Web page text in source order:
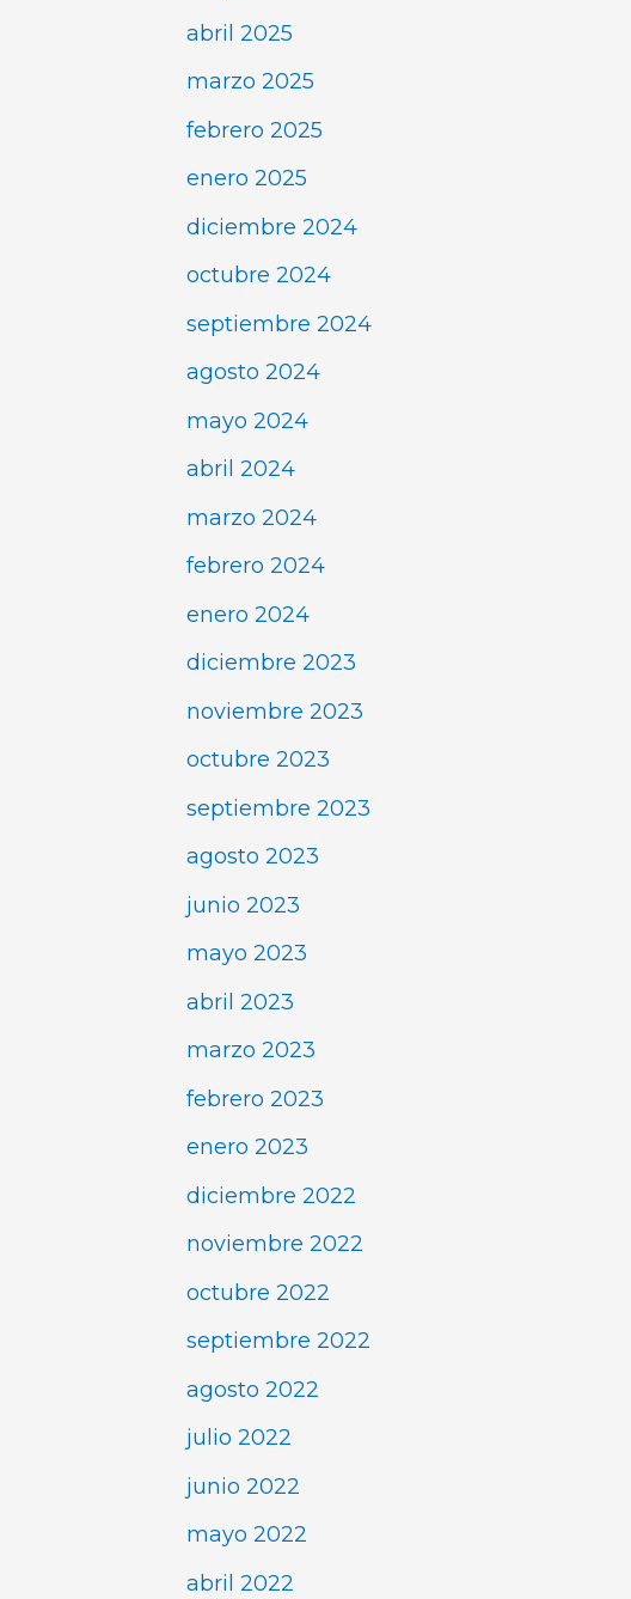
abril 2025
marzo 2025
febrero 2025
enero 2025
diciembre 2024
octubre 2024
septiembre 2024
agosto 2024
mayo 2024
abril 2024
marzo 2024
febrero 2024
enero 2024
diciembre 2023
noviembre 2023
octubre 2023
septiembre 2023
agosto 2023
junio 2023
mayo 2023
abril 2023
marzo 2023
febrero 2023
enero 2023
diciembre 2022
noviembre 2022
octubre 2022
septiembre 2022
agosto 2022
julio 2022
junio 2022
mayo 2022
abril 2022